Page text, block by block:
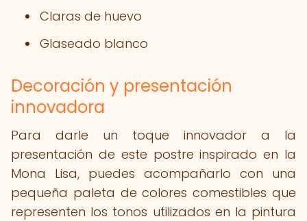
Claras de huevo
Glaseado blanco
Decoración y presentación
innovadora
Para darle un toque innovador a la
presentación de este postre inspirado en la
Mona Lisa, puedes acompañarlo con una
pequeña paleta de colores comestibles que
representen los tonos utilizados en la pintura